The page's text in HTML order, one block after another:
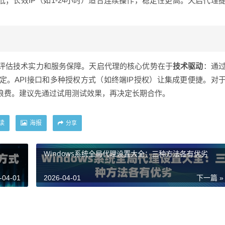
估技术实力和服务保障。天启代理的核心优势在于技术驱动：通
。API接口和多种授权方式（如终端IP授权）让集成更便捷。对
。建议先通过试用测试效果，再决定长期合作。
海报 分享
01
Windows系统全局代理设置大全：三种方法各有优劣
下一篇 »
2026-04-01